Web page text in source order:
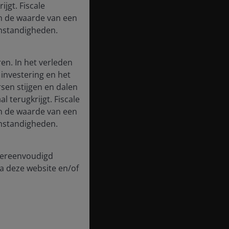
Fiscale
waarde van een
In het verleden
en het
stijgen en dalen
terugkrijgt. Fiscale
waarde van een
deze website en/of